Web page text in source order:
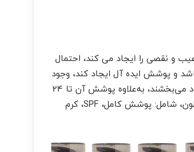
و نقصی را ایجاد می کند، احتمال
و پوشش ایده آل ایجاد کند، وجود
دارد. فرمول‌ ساخت کرم پودر رولون پوست شما را کامل، مات، آبرسانی و بهبود می‌بخشند، به‌علاوه پوشش آن تا 24
ساعت می باشد— با پوششی سبک و راحت. طیف گسترده کرم پودر های رولون، شامل: پوشش کامل، SPF، کرم